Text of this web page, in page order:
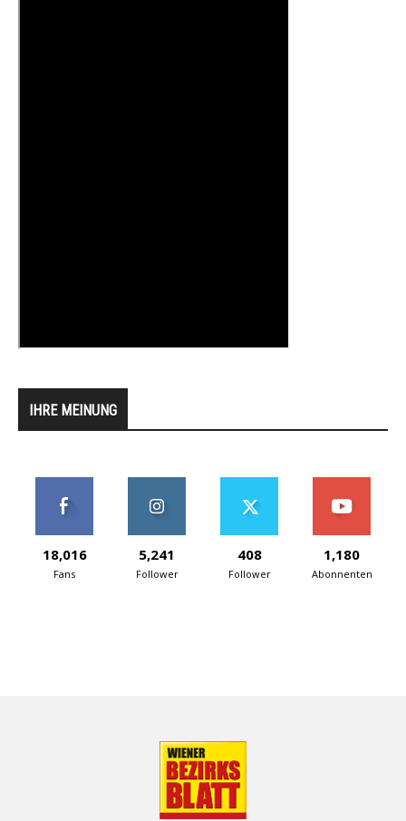
IHRE MEINUNG
18,016
Fans
5,241
Follower
408
Follower
1,180
Abonnenten